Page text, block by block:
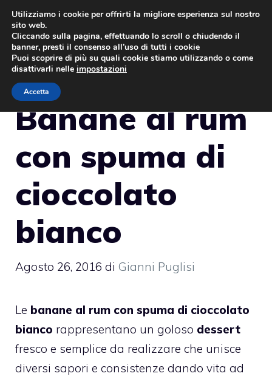
Vai
contenuto
Banane al rum
con spuma di
cioccolato
bianco
Agosto 26, 2016 di Gianni Puglisi
Le banane al rum con spuma di cioccolato
bianco rappresentano un goloso dessert
fresco e semplice da realizzare che unisce
diversi sapori e consistenze dando vita ad
Utilizziamo i cookie per offrirti la migliore esperienza sul nostro
sito web.
Cliccando sulla pagina, effettuando lo scroll o chiudendo il
banner, presti il consenso all’uso di tutti i cookie
Puoi scoprire di più su quali cookie stiamo utilizzando o come
disattivarli nelle impostazioni
Accetta